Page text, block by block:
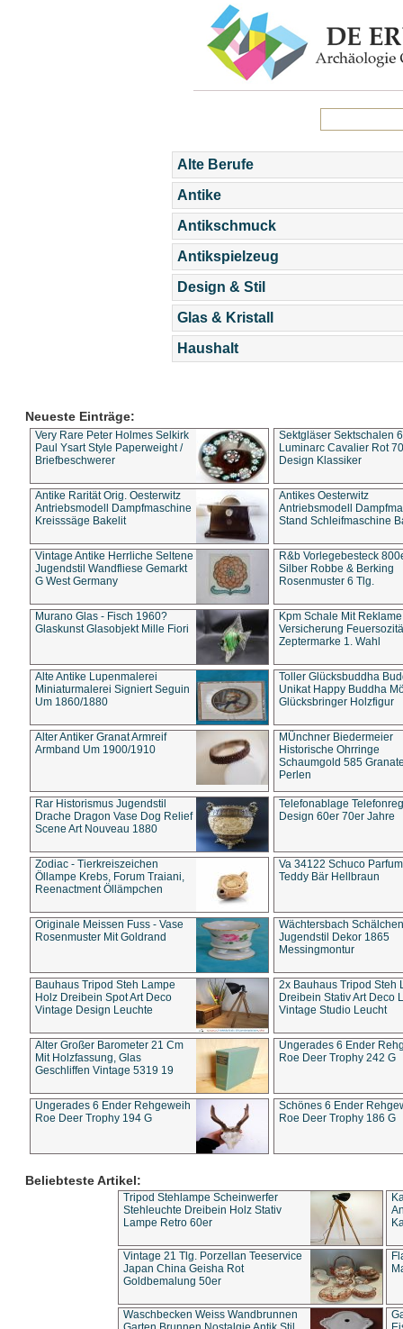
Alte Berufe
Antike
Antikschmuck
Antikspielzeug
Design & Stil
Glas & Kristall
Haushalt
Neueste Einträge:
Very Rare Peter Holmes Selkirk
Paul Ysart Style Paperweight /
Briefbeschwerer
Sektgläser Sektschalen
Luminarc Cavalier Rot
Design Klassiker
Antike Rarität Orig. Oesterwitz
Antriebsmodell Dampfmaschine
Kreisssäge Bakelit
Antikes Oesterwitz
Antriebsmodell
Stand Schleifmaschine
Vintage Antike Herrliche Seltene
Jugendstil Wandfliese Gemarkt
G West Germany
R&b Vorlegebesteck
Silber Robbe & Berking
Rosenmuster 6 Tlg.
Murano Glas - Fisch 1960?
Glaskunst Glasobjekt Mille Fiori
Kpm Schale Mit Reklame
Versicherung
Zeptermarke 1. Wahl
Alte Antike Lupenmalerei
Miniaturmalerei Signiert Seguin
Um 1860/1880
Toller Glücksbuddha
Unikat Happy Buddha
Glücksbringer Holzfigur
Alter Antiker Granat Armreif
Armband Um 1900/1910
MÜnchner Biedermeier
Historische Ohrringe
Schaumgold 585
Perlen
Rar Historismus Jugendstil
Drache Dragon Vase Dog Relief
Scene Art Nouveau 1880
Telefonablage
Design 60er 70er Jahre
Zodiac - Tierkreiszeichen
Öllampe Krebs, Forum Traiani,
Reenactment Öllämpchen
Va 34122 Schuco
Teddy Bär Hellbraun
Originale Meissen Fuss - Vase
Rosenmuster Mit Goldrand
Wächtersbach Schälchen
Jugendstil Dekor 1865
Messingmontur
Bauhaus Tripod Steh Lampe
Holz Dreibein Spot Art Deco
Vintage Design Leuchte
2x Bauhaus Tripod Steh
Dreibein Stativ Art Deco
Vintage Studio Leucht
Alter Großer Barometer 21 Cm
Mit Holzfassung, Glas
Geschliffen Vintage 5319 19
Ungerades 6 Ender
Roe Deer Trophy 242 G
Ungerades 6 Ender Rehgeweih
Roe Deer Trophy 194 G
Schönes 6 Ender
Roe Deer Trophy 186 G
Beliebteste Artikel:
Tripod Stehlampe Scheinwerfer
Stehleuchte Dreibein Holz Stativ
Lampe Retro 60er
Vintage 21 Tlg. Porzellan Teeservice
Japan China Geisha Rot
Goldbemalung 50er
Waschbecken Weiss Wandbrunnen